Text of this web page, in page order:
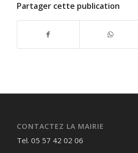
Partager cette publication
CONTACTEZ LA MAIRIE
Tel. 05 57 42 02 06